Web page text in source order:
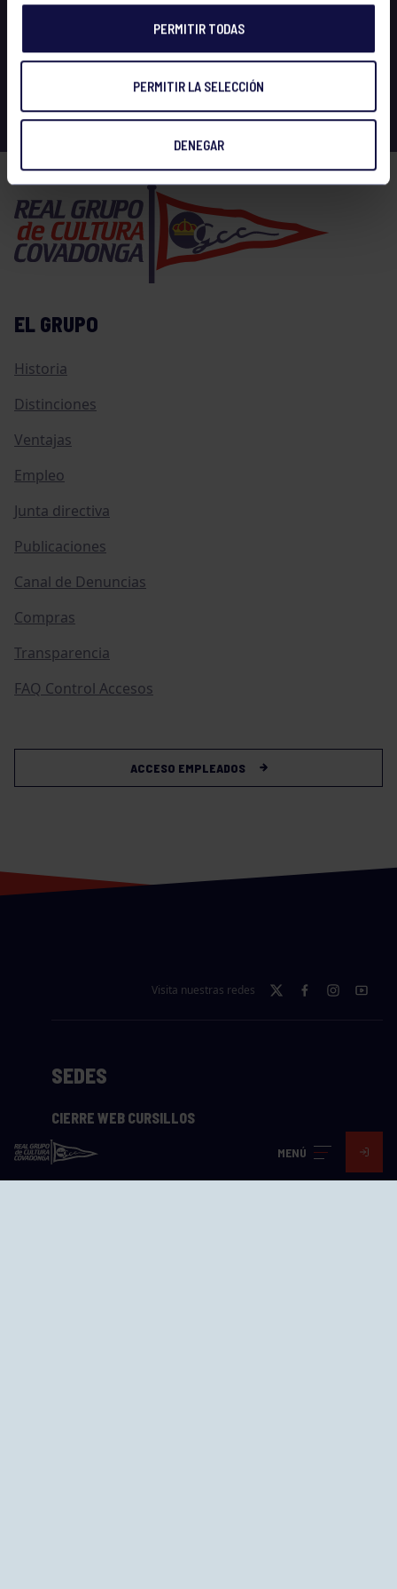
PERMITIR TODAS
PERMITIR LA SELECCIÓN
DENEGAR
MENÚ
EL GRUPO
Historia
Distinciones
Ventajas
Empleo
Junta directiva
Publicaciones
Canal de Denuncias
Compras
Transparencia
FAQ Control Accesos
ACCESO EMPLEADOS
Visita nuestras redes
SEDES
CIERRE WEB CURSILLOS
Cómo llegar